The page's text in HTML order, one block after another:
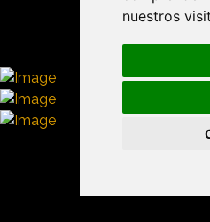
nuestros